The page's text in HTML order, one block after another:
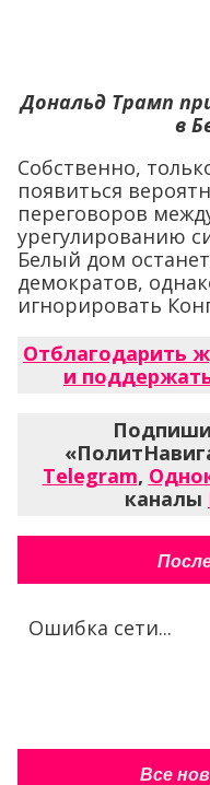
Дональд Трамп
в
Собственно,
появиться
переговоров
урегулированию
Белый дом
демократов,
игнорировать
Отблагодарить
и
Telegram,
каналы
Ошибка сети...
Все